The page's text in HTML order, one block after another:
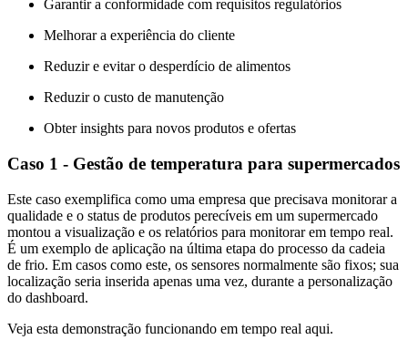
Garantir a conformidade com requisitos regulatórios
Melhorar a experiência do cliente
Reduzir e evitar o desperdício de alimentos
Reduzir o custo de manutenção
Obter insights para novos produtos e ofertas
Caso 1 - Gestão de temperatura para supermercados
Este caso exemplifica como uma empresa que precisava monitorar a
qualidade e o status de produtos perecíveis em um supermercado
montou a visualização e os relatórios para monitorar em tempo real.
É um exemplo de aplicação na última etapa do processo da cadeia
de frio. Em casos como este, os sensores normalmente são fixos; sua
localização seria inserida apenas uma vez, durante a personalização
do dashboard.
Veja esta demonstração funcionando em tempo real aqui.